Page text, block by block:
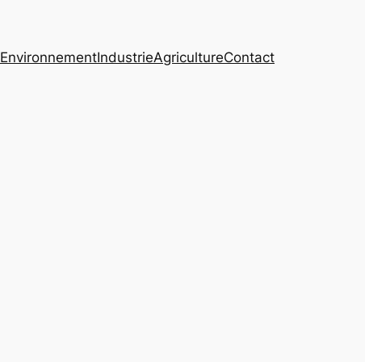
EnvironnementIndustrieAgricultureContact